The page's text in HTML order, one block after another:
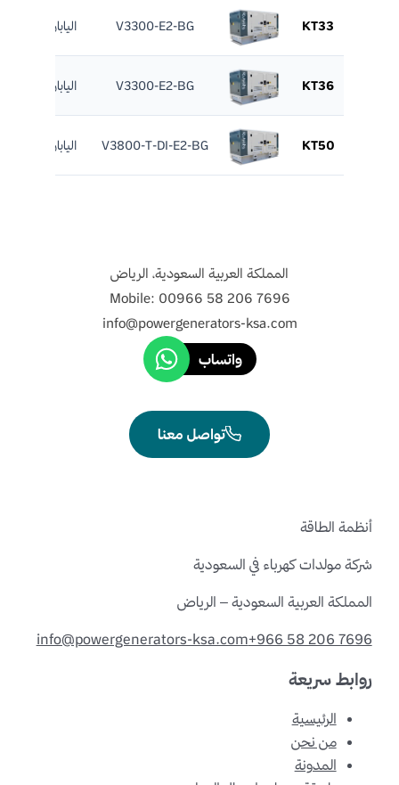
KT33
V3300-E2-BG اليابان
KT36
V3300-E2-BG اليابان
KT50
V3800-T-DI-E2-BG اليابان
المملكة العربية السعودية، الرياض
Mobile: 00966 58 206 7696
info@powergenerators-ksa.com
واتساب
تواصل معنا
أنظمة الطاقة
شركة مولدات كهرباء في السعودية
المملكة العربية السعودية – الرياض
+966 58 206 7696
info@powergenerators-ksa.com
روابط سريعة
الرئيسية
من نحن
المدونة